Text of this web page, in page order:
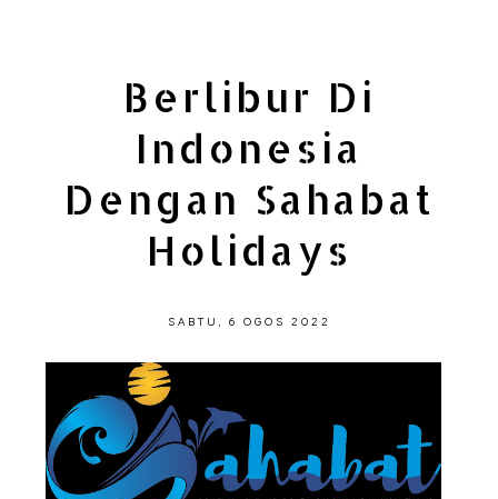
Berlibur Di
Indonesia
Dengan Sahabat
Holidays
SABTU, 6 OGOS 2022